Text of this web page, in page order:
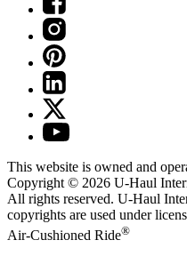
This website is owned and
Copyright © 2026 U-Haul
All rights reserved. U-Haul
copyrights are used under
Air-Cushioned Ride®